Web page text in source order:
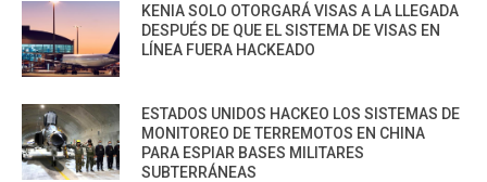
KENIA SOLO OTORGARÁ VISAS A LA LLEGADA
DESPUÉS DE QUE EL SISTEMA DE VISAS EN
LÍNEA FUERA HACKEADO
ESTADOS UNIDOS HACKEO LOS SISTEMAS DE
MONITOREO DE TERREMOTOS EN CHINA
PARA ESPIAR BASES MILITARES
SUBTERRÁNEAS